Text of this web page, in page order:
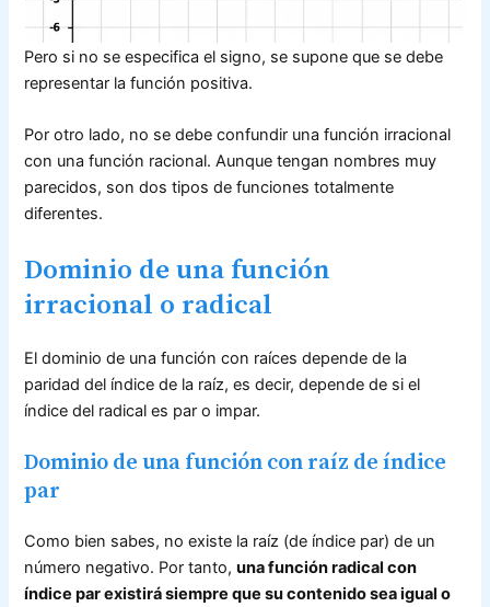
Pero si no se especifica el signo, se supone que se debe
representar la función positiva.
Por otro lado, no se debe confundir una función irracional
con una función racional. Aunque tengan nombres muy
parecidos, son dos tipos de funciones totalmente
diferentes.
Dominio de una función
irracional o radical
El dominio de una función con raíces depende de la
paridad del índice de la raíz, es decir, depende de si el
índice del radical es par o impar.
Dominio de una función con raíz de índice
par
Como bien sabes, no existe la raíz (de índice par) de un
número negativo. Por tanto,una función radical con
índice par existirá siempre que su contenido sea igual o